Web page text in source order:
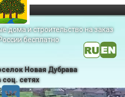
дома и строительство на заказ
бесплатно
Новая Дубрава
сетях